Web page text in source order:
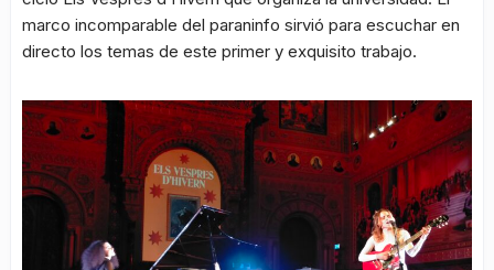
marco incomparable del paraninfo sirvió para escuchar en
directo los temas de este primer y exquisito trabajo.